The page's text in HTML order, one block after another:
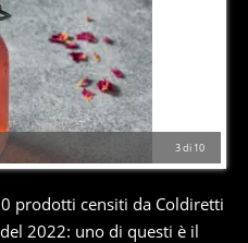
3di 10
prodotti censiti da Coldiretti
2022: uno di questi è il